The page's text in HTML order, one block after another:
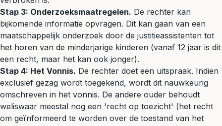
Stap 3: Onderzoeksmaatregelen. De rechter kan
bijkomende informatie opvragen. Dit kan gaan van een
maatschappelijk onderzoek door de justitieassistenten tot
het horen van de minderjarige kinderen (vanaf 12 jaar is dit
een recht, maar het kan ook jonger).
Stap 4: Het Vonnis. De rechter doet een uitspraak. Indien
exclusief gezag wordt toegekend, wordt dit nauwkeurig
omschreven in het vonnis. De andere ouder behoudt
weliswaar meestal nog een 'recht op toezicht' (het recht
om geïnformeerd te worden over de toestand van het